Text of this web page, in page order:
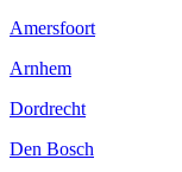
Amersfoort
Arnhem
Dordrecht
Den Bosch